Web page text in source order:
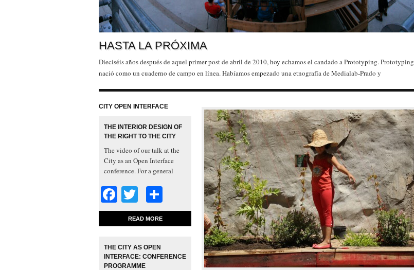
HASTA LA PRÓXIMA
Dieciséis años después de aquel primer post de abril de 2010, hoy echamos el candado a Prototyping. Prototyping
nació como un cuaderno de campo en línea. Habíamos empezado una etnografía de Medialab-Prado y
Facebook
Twitter
Share
CITY OPEN INTERFACE
THE INTERIOR DESIGN OF
THE RIGHT TO THE CITY
The video of our talk at the
City as an Open Interface
conference. For a general
about, here is the abstract:
There is a city ‘within’ the
right to the city: an
assamblage of practices,
spatio-temporal urban
rhythms through which
‘rights’ are mobilized as
Facebook
Twitter
READ MORE
THE CITY AS OPEN
INTERFACE: CONFERENCE
PROGRAMME